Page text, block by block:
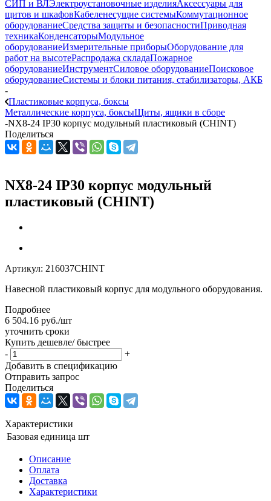
СИП и ВЛЭлектроустановочные изделияАксессуары для
щитов и шкафовКабеленесущие системыКоммутационное
оборудованиеСредства защиты и безопасностиПриводная
техникаКонденсаторыМодульное
оборудованиеИзмерительные приборыОборудование для
работ на высотеРаспродажа складаПожарное
оборудованиеИнструментСиловое оборудованиеПоисковое
оборудованиеСистемы и блоки питания, стабилизаторы, АКБ
-
Пластиковые корпуса, боксы
Металлические корпуса, боксыЩиты, ящики в сборе
-NX8-24 IP30 корпус модульный пластиковый (CHINT)
Поделиться
NX8-24 IP30 корпус модульный
пластиковый (CHINT)
Артикул: 216037CHINT
Навесной пластиковый корпус для модульного оборудования.
Подробнее
6 504.16 руб./шт
уточнить сроки
Купить дешевле/ быстрее
-
+
Добавить в спецификацию
Отправить запрос
Поделиться
Характеристики
Базовая единица шт
Описание
Оплата
Доставка
Характеристики